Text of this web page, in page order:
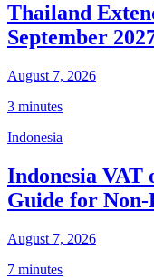
Thailand
September
August 7, 2026
3 minutes
Indonesia
Indonesia VAT
Guide for Non-
August 7, 2026
7 minutes